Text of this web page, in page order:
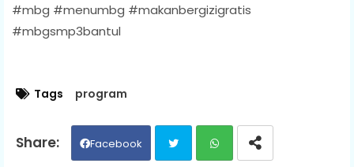
#mbg #menumbg #makanbergizigratis
#mbgsmp3bantul
Tags program
Facebook